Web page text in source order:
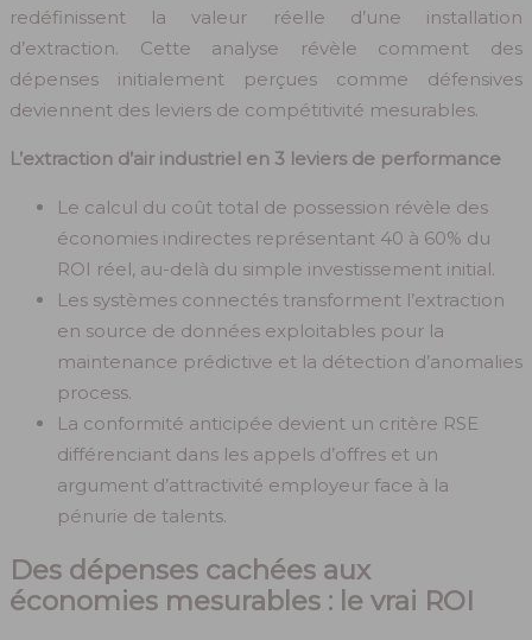
redéfinissent la valeur réelle d’une installation
d’extraction. Cette analyse révèle comment des
dépenses initialement perçues comme défensives
deviennent des leviers de compétitivité mesurables.
L’extraction d’air industriel en 3 leviers de performance
Le calcul du coût total de possession révèle des
économies indirectes représentant 40 à 60% du
ROI réel, au-delà du simple investissement initial.
Les systèmes connectés transforment l’extraction
en source de données exploitables pour la
maintenance prédictive et la détection d’anomalies
process.
La conformité anticipée devient un critère RSE
différenciant dans les appels d’offres et un
argument d’attractivité employeur face à la
pénurie de talents.
Des dépenses cachées aux
économies mesurables : le vrai ROI